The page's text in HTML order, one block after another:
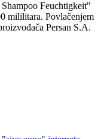
Feuchtigkeit"
mililitara. Povlačenjem
Persan S.A.